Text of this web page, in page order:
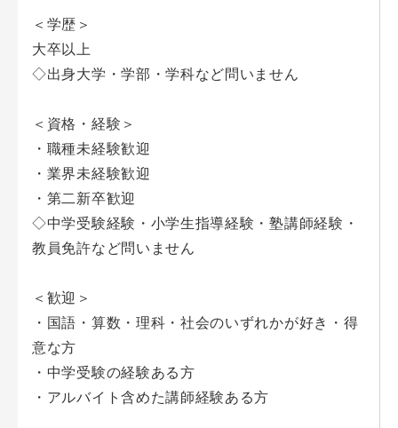
＜学歴＞
大卒以上
◇出身大学・学部・学科など問いません
＜資格・経験＞
・職種未経験歓迎
・業界未経験歓迎
・第二新卒歓迎
◇中学受験経験・小学生指導経験・塾講師経験・
教員免許など問いません
＜歓迎＞
・国語・算数・理科・社会のいずれかが好き・得
意な方
・中学受験の経験ある方
・アルバイト含めた講師経験ある方